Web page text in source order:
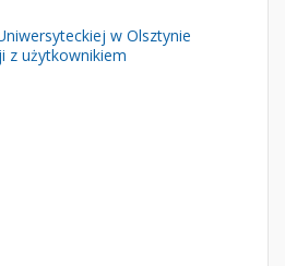
w Olsztynie
z użytkownikiem